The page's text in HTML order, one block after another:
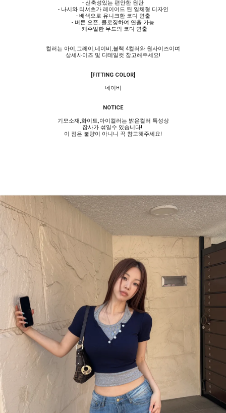
- 신축성있는 편안한 원단
- 나시와 티셔츠가 레이어드 된 일체형 디자인
- 배색으로 유니크한 코디 연출
- 버튼 오픈, 클로징하여 연출 가능
- 캐주얼한 무드의 코디 연출
컬러는 아이,그레이,네이비,블랙 4컬러와 원사이즈이며
상세사이즈 및 디테일컷 참고해주세요!
[FITTING COLOR]
네이비
NOTICE
기모소재,화이트,아이컬러는 밝은컬러 특성상
잡사가 섞일수 있습니다!
이 점은 불량이 아니니 꼭 참고해주세요!